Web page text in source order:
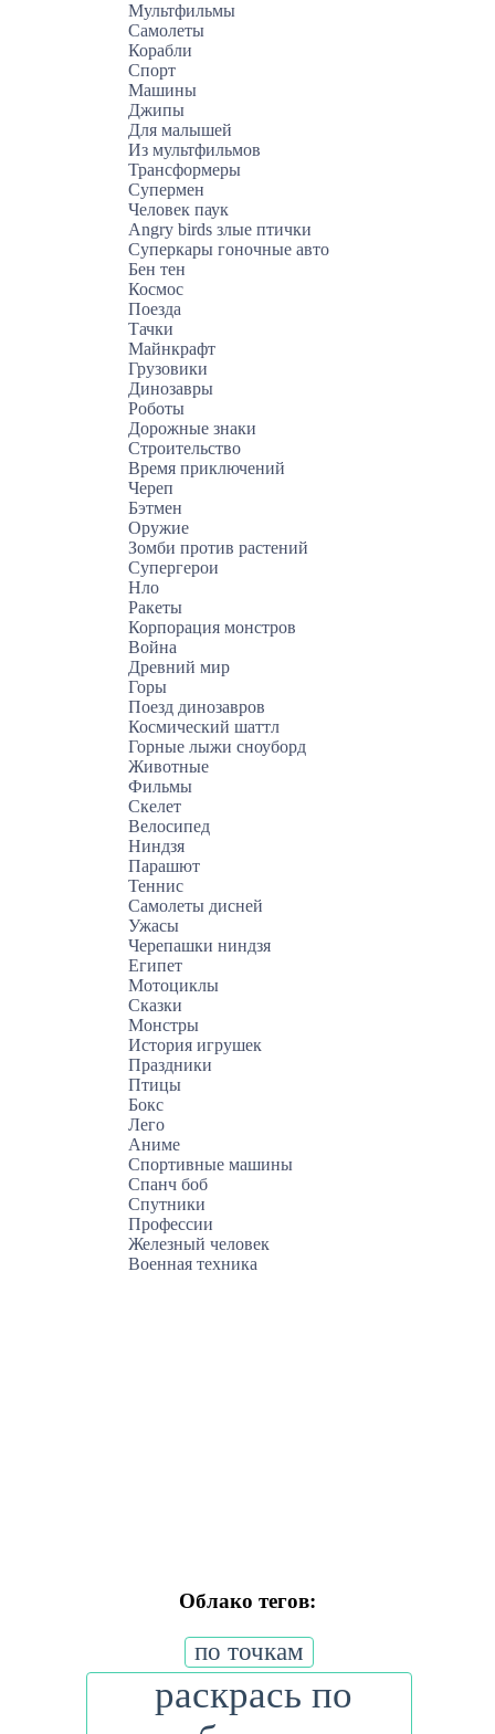
Мультфильмы
Самолеты
Корабли
Спорт
Машины
Джипы
Для малышей
Из мультфильмов
Трансформеры
Супермен
Человек паук
Angry birds злые птички
Суперкары гоночные авто
Бен тен
Космос
Поезда
Тачки
Майнкрафт
Грузовики
Динозавры
Роботы
Дорожные знаки
Строительство
Время приключений
Череп
Бэтмен
Оружие
Зомби против растений
Супергерои
Нло
Ракеты
Корпорация монстров
Война
Древний мир
Горы
Поезд динозавров
Космический шаттл
Горные лыжи сноуборд
Животные
Фильмы
Скелет
Велосипед
Ниндзя
Парашют
Теннис
Самолеты дисней
Ужасы
Черепашки ниндзя
Египет
Мотоциклы
Сказки
Монстры
История игрушек
Праздники
Птицы
Бокс
Лего
Аниме
Спортивные машины
Спанч боб
Спутники
Профессии
Железный человек
Военная техника
Облако тегов:
по точкам
раскрась по